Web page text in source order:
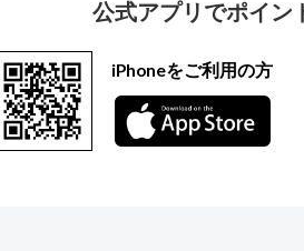
公式アプリでポイン
iPhoneをご利用の方